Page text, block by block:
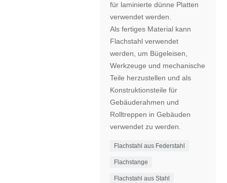
für laminierte dünne Platten
verwendet werden.
Als fertiges Material kann
Flachstahl verwendet
werden, um Bügeleisen,
Werkzeuge und mechanische
Teile herzustellen und als
Konstruktionsteile für
Gebäuderahmen und
Rolltreppen in Gebäuden
verwendet zu werden.
Flachstahl aus Federstahl
Flachstange
Flachstahl aus Stahl